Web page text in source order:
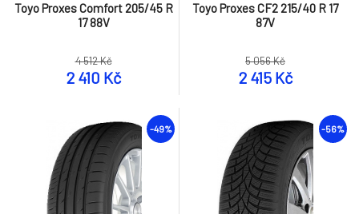
Toyo Proxes Comfort 205/45 R
17 88V
4 512 Kč
2 410 Kč
Toyo Proxes CF2 215/40 R 17
87V
5 056 Kč
2 415 Kč
-49% -56%